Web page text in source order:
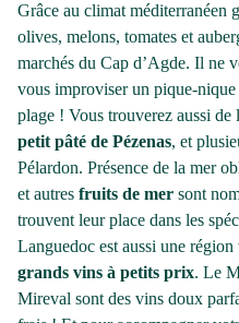
Grâce au climat méditerranéen
olives, melons, tomates et
marchés du Cap d’Agde. Il ne
vous improviser un pique-
plage ! Vous trouverez aussi
petit pâté de Pézenas, et
Pélardon. Présence de la mer
et autres fruits de mer sont
trouvent leur place dans les
Languedoc est aussi une
grands vins à petits prix. Le
Mireval sont des vins doux